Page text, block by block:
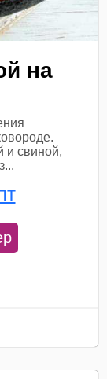
на
и свиной,